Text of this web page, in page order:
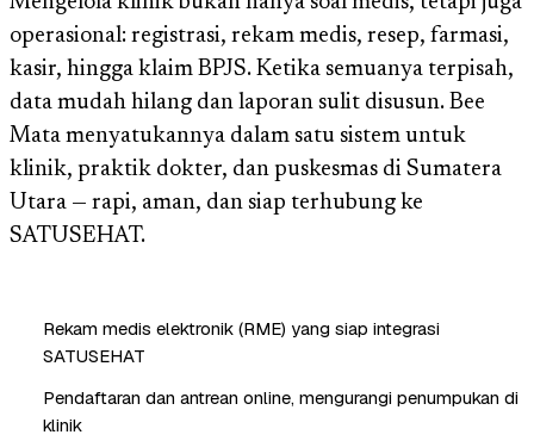
operasional: registrasi, rekam medis, resep, farmasi,
kasir, hingga klaim BPJS. Ketika semuanya terpisah,
data mudah hilang dan laporan sulit disusun. Bee
Mata menyatukannya dalam satu sistem untuk
klinik, praktik dokter, dan puskesmas di Sumatera
Utara — rapi, aman, dan siap terhubung ke
SATUSEHAT.
Rekam medis elektronik (RME) yang siap integrasi
SATUSEHAT
Pendaftaran dan antrean online, mengurangi penumpukan di
klinik